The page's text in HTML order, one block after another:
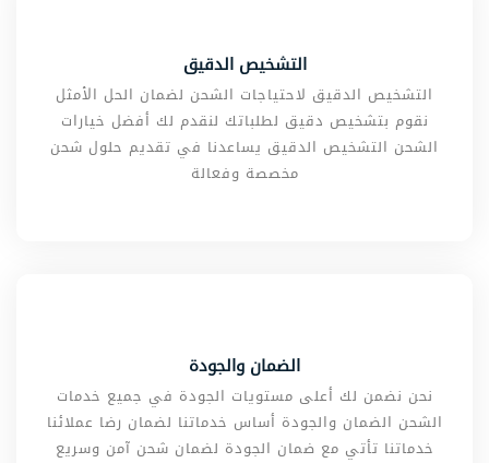
التشخيص الدقيق
التشخيص الدقيق لاحتياجات الشحن لضمان الحل الأمثل
نقوم بتشخيص دقيق لطلباتك لنقدم لك أفضل خيارات
الشحن التشخيص الدقيق يساعدنا في تقديم حلول شحن
مخصصة وفعالة
الضمان والجودة
نحن نضمن لك أعلى مستويات الجودة في جميع خدمات
الشحن الضمان والجودة أساس خدماتنا لضمان رضا عملائنا
خدماتنا تأتي مع ضمان الجودة لضمان شحن آمن وسريع